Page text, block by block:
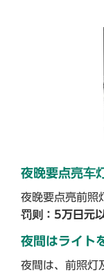
夜晚要点亮车
夜晚要点亮前照
罚则：5万日元
夜間はライト
夜間は、前照灯